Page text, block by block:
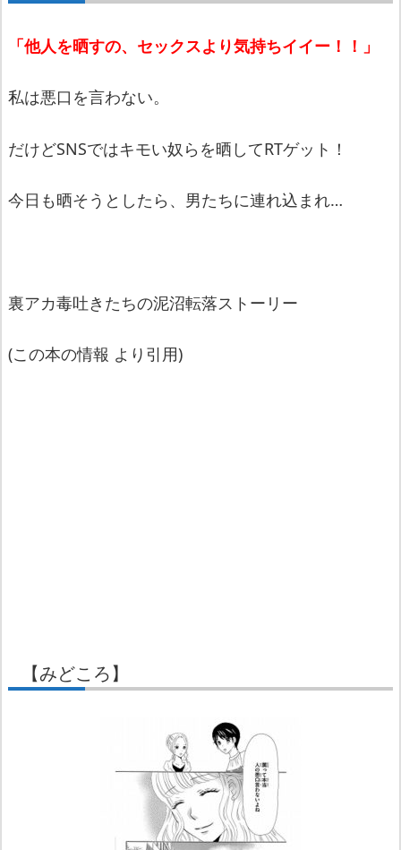
「他人を晒すの、セックスより気持ちイイー！！」
私は悪口を言わない。
だけどSNSではキモい奴らを晒してRTゲット！
今日も晒そうとしたら、男たちに連れ込まれ…
裏アカ毒吐きたちの泥沼転落ストーリー
(この本の情報 より引用)
【みどころ】